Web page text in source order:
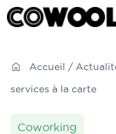
Accueil /
services à la carte
Coworking